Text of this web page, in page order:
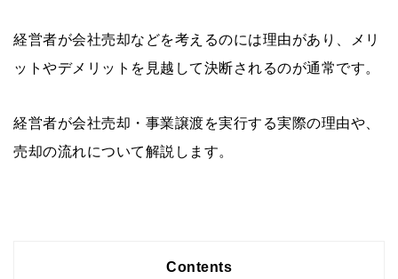
経営者が会社売却などを考えるのには理由があり、メリ
ットやデメリットを見越して決断されるのが通常です。
経営者が会社売却・事業譲渡を実行する実際の理由や、
売却の流れについて解説します。
Contents